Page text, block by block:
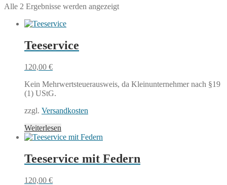
Alle 2 Ergebnisse werden angezeigt
Teeservice
120,00 €
Kein Mehrwertsteuerausweis, da Kleinunternehmer nach §19
(1) UStG.
zzgl. Versandkosten
Weiterlesen
Teeservice mit Federn
120,00 €